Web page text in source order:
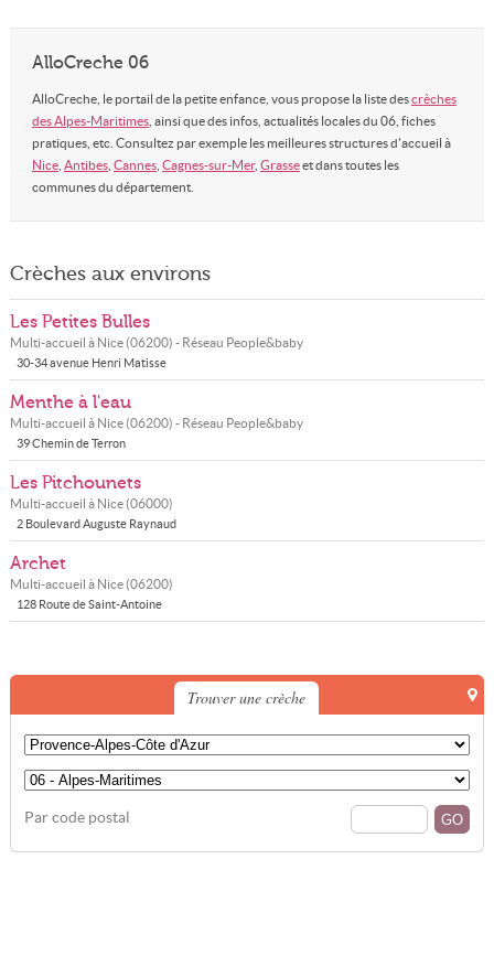
AlloCreche 06
AlloCreche, le portail de la petite enfance, vous propose la liste descrèches
des Alpes-Maritimes, ainsi que des infos, actualités locales du 06, fiches
pratiques, etc. Consultez par exemple les meilleures structures d'accueil à
Nice, Antibes, Cannes, Cagnes-sur-Mer, Grasseet dans toutes les
communes du département.
Crèches aux environs
Les Petites Bulles
Multi-accueil à Nice(06200) - Réseau People&baby
30-34 avenue Henri Matisse
Menthe à l'eau
Multi-accueil à Nice(06200) - Réseau People&baby
39 Chemin de Terron
Les Pitchounets
Multi-accueil à Nice(06000)
2 Boulevard Auguste Raynaud
Archet
Multi-accueil à Nice(06200)
128 Route de Saint-Antoine
Trouver une crèche
Par code postal